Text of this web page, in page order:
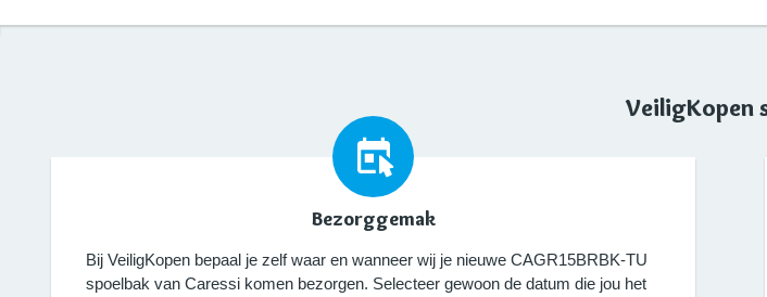
VeiligKopen
Bezorggemak
Bij VeiligKopen bepaal je zelf waar en wanneer wij je nieuwe CAGR15BRBK-TU
spoelbak van Caressi komen bezorgen. Selecteer gewoon de datum die jou het